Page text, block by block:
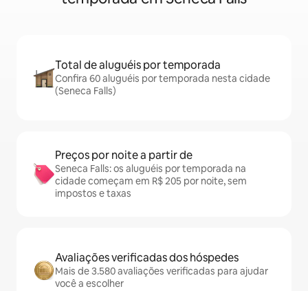
Total de aluguéis por temporada
Confira 60 aluguéis por temporada nesta cidade
(Seneca Falls)
Preços por noite a partir de
Seneca Falls: os aluguéis por temporada na
cidade começam em R$ 205 por noite, sem
impostos e taxas
Avaliações verificadas dos hóspedes
Mais de 3.580 avaliações verificadas para ajudar
você a escolher